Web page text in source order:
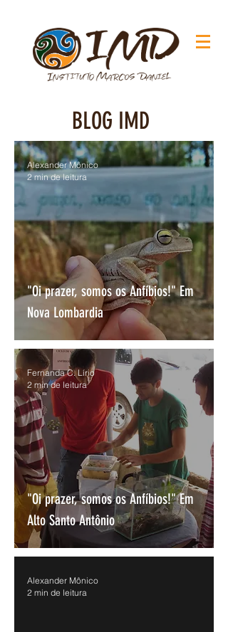
BLOG IMD
"Oi prazer, somos os Anfíbios!" Em
Nova Lombardia
Alexander Mônico
2 min de leitura
"Oi prazer, somos os Anfíbios!" Em
Alto Santo Antônio
Fernanda C. Lírio
2 min de leitura
Alexander Mônico
2 min de leitura